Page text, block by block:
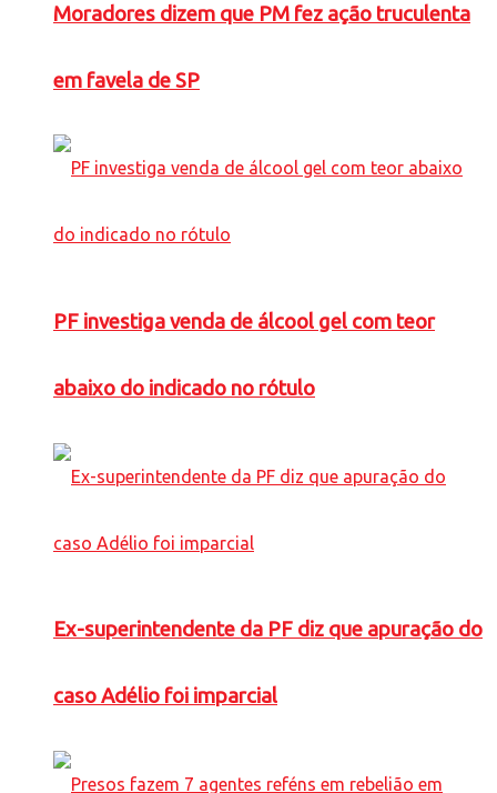
Moradores dizem que PM fez ação truculenta
em favela de SP
PF investiga venda de álcool gel com teor
abaixo do indicado no rótulo
Ex-superintendente da PF diz que apuração do
caso Adélio foi imparcial